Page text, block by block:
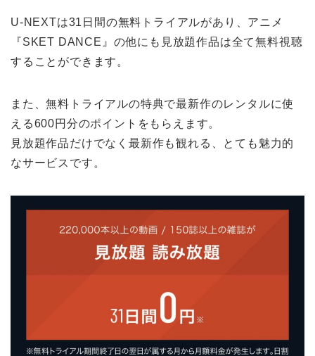
U-NEXTは31日間の無料トライアルがあり、アニメ
『SKET DANCE』の他にも見放題作品は全て無料視聴
することができます。
また、無料トライアルの特典で最新作のレンタルに使
える600円分のポイントをもらえます。
見放題作品だけでなく最新作も観れる、とても魅力的
なサービスです。